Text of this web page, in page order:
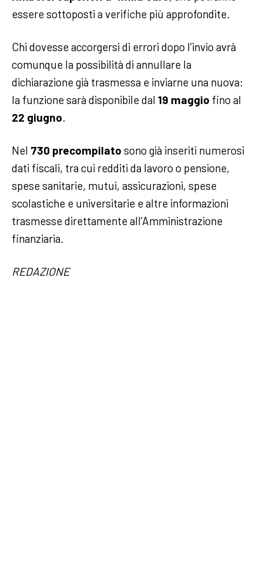
essere sottoposti a verifiche più approfondite.
Chi dovesse accorgersi di errori dopo l’invio avrà
comunque la possibilità di annullare la
dichiarazione già trasmessa e inviarne una nuova:
la funzione sarà disponibile dal 19 maggio fino al
22 giugno.
Nel 730 precompilato sono già inseriti numerosi
dati fiscali, tra cui redditi da lavoro o pensione,
spese sanitarie, mutui, assicurazioni, spese
scolastiche e universitarie e altre informazioni
trasmesse direttamente all’Amministrazione
finanziaria.
REDAZIONE